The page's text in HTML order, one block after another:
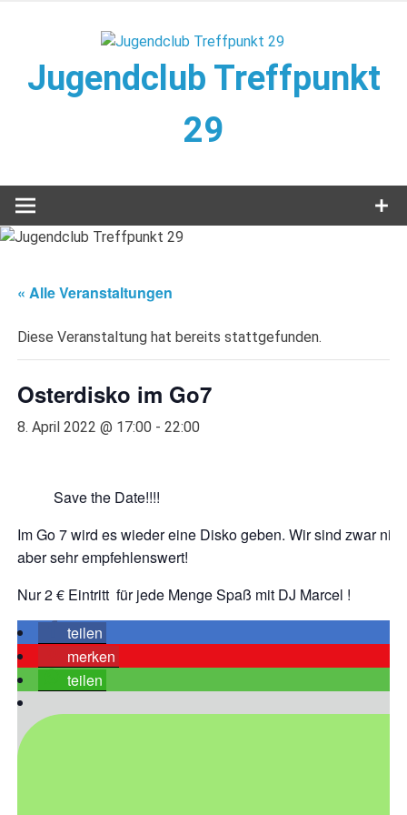
Jugendclub Treffpunkt
29
« Alle Veranstaltungen
Diese Veranstaltung hat bereits stattgefunden.
Osterdisko im Go7
8. April 2022 @ 17:00 -22:00
Save the Date!!!!
Im Go 7 wird es wieder eine Disko geben. Wir sind zwar
aber sehr empfehlenswert!
Nur 2 € Eintritt für jede Menge Spaß mit DJ Marcel !
teilen
merken
teilen